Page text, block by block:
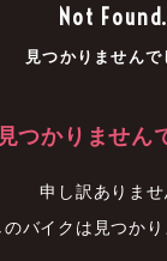
Not
見つかりませんで
見つかりません
申し訳ありませ
バイクは見つかり
中